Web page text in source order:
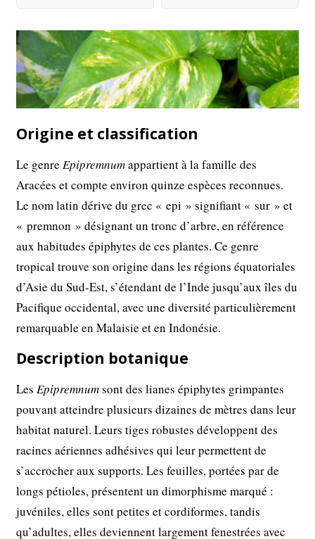
Origine et classification
Le genreEpipremnumappartient à la famille des
Aracées et compte environ quinze espèces reconnues.
Le nom latin dérive du grec « epi » signifiant « sur » et
« premnon » désignant un tronc d’arbre, en référence
aux habitudes épiphytes de ces plantes. Ce genre
tropical trouve son origine dans les régions équatoriales
d’Asie du Sud-Est, s’étendant de l’Inde jusqu’aux îles du
Pacifique occidental, avec une diversité particulièrement
remarquable en Malaisie et en Indonésie.
Description botanique
LesEpipremnumsont des lianes épiphytes grimpantes
pouvant atteindre plusieurs dizaines de mètres dans leur
habitat naturel. Leurs tiges robustes développent des
racines aériennes adhésives qui leur permettent de
s’accrocher aux supports. Les feuilles, portées par de
longs pétioles, présentent un dimorphisme marqué :
juvéniles, elles sont petites et cordiformes, tandis
qu’adultes, elles deviennent largement fenestrées avec